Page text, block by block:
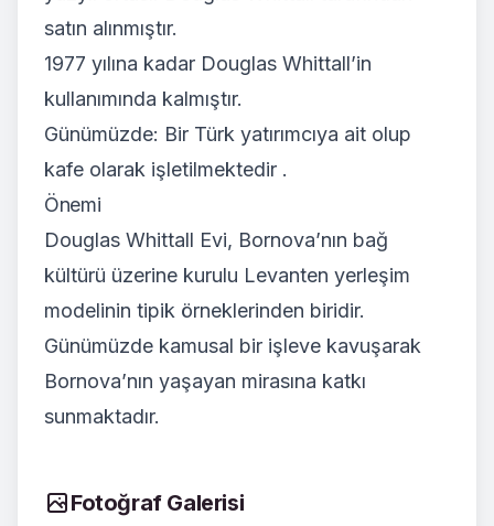
satın alınmıştır.
1977 yılına kadar Douglas Whittall’in
kullanımında kalmıştır.
Günümüzde: Bir Türk yatırımcıya ait olup
kafe olarak işletilmektedir .
Önemi
Douglas Whittall Evi, Bornova’nın bağ
kültürü üzerine kurulu Levanten yerleşim
modelinin tipik örneklerinden biridir.
Günümüzde kamusal bir işleve kavuşarak
Bornova’nın yaşayan mirasına katkı
sunmaktadır.
Fotoğraf Galerisi